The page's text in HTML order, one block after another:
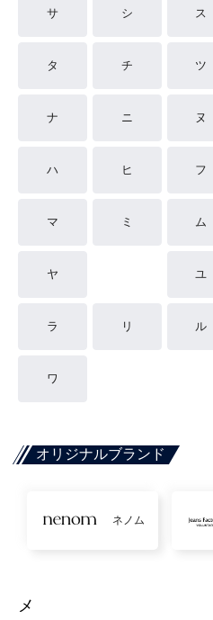
サ シ ス
タ チ ツ
ナ ニ ヌ
ハ ヒ フ
マ ミ ム
ヤ ユ
ラ リ ル
ワ
オリジナルブランド
ネノム
メ